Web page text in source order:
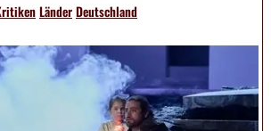
LänderDeutschland